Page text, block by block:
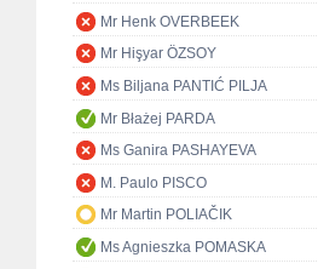
Mr Henk OVERBEEK
Mr Hişyar ÖZSOY
Ms Biljana PANTIĆ PILJA
Mr Błażej PARDA
Ms Ganira PASHAYEVA
M. Paulo PISCO
Mr Martin POLIAČIK
Ms Agnieszka POMASKA